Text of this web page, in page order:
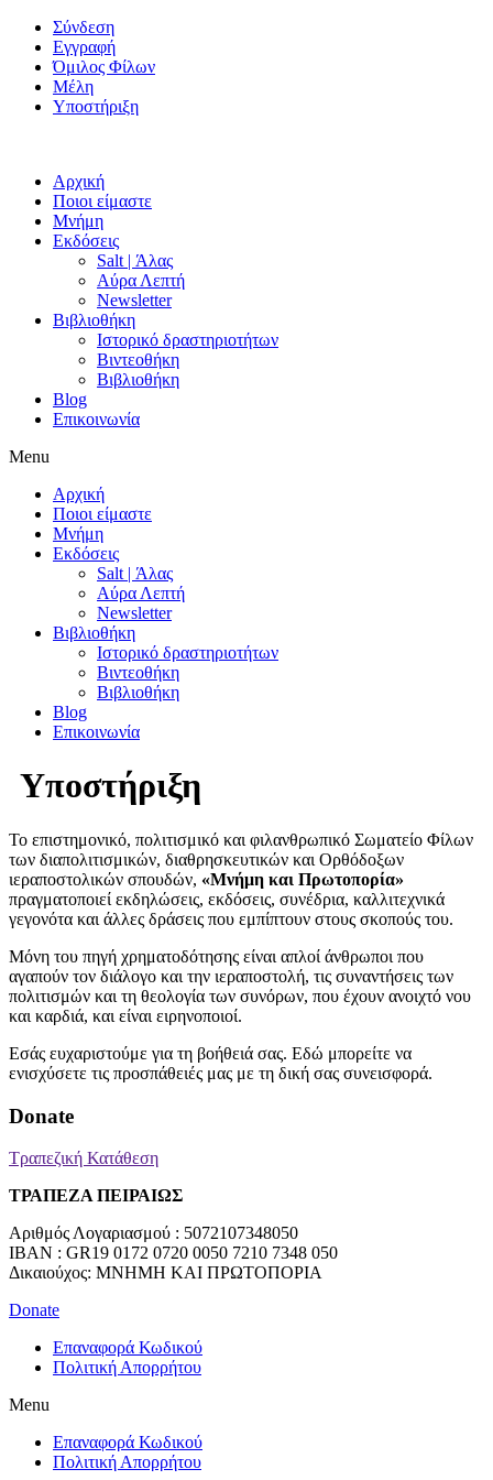
Skip
content
Σύνδεση
Εγγραφή
Όμιλος Φίλων
Μέλη
Υποστήριξη
Αρχική
Ποιοι είμαστε
Μνήμη
Εκδόσεις
Salt | Άλας
Αύρα Λεπτή
Newsletter
Βιβλιοθήκη
Ιστορικό δραστηριοτήτων
Βιντεοθήκη
Βιβλιοθήκη
Blog
Επικοινωνία
Menu
Αρχική
Ποιοι είμαστε
Μνήμη
Εκδόσεις
Salt | Άλας
Αύρα Λεπτή
Newsletter
Βιβλιοθήκη
Ιστορικό δραστηριοτήτων
Βιντεοθήκη
Βιβλιοθήκη
Blog
Επικοινωνία
Υποστήριξη
Το επιστημονικό, πολιτισμικό και φιλανθρωπικό Σωματείο Φίλων
των διαπολιτισμικών, διαθρησκευτικών και Ορθόδοξων
ιεραποστολικών σπουδών, «Μνήμη και Πρωτοπορία»
πραγματοποιεί εκδηλώσεις, εκδόσεις, συνέδρια, καλλιτεχνικά
γεγονότα και άλλες δράσεις που εμπίπτουν στους σκοπούς του.
Μόνη του πηγή χρηματοδότησης είναι απλοί άνθρωποι που
αγαπούν τον διάλογο και την ιεραποστολή, τις συναντήσεις των
πολιτισμών και τη θεολογία των συνόρων, που έχουν ανοιχτό νου
και καρδιά, και είναι ειρηνοποιοί.
Εσάς ευχαριστούμε για τη βοήθειά σας. Εδώ μπορείτε να
ενισχύσετε τις προσπάθειές μας με τη δική σας συνεισφορά.
Donate
Τραπεζική Κατάθεση
ΤΡΑΠΕΖΑ ΠΕΙΡΑΙΩΣ
Αριθμός Λογαριασμού : 5072107348050
IBAN : GR19 0172 0720 0050 7210 7348 050
Δικαιούχος: ΜΝΗΜΗ ΚΑΙ ΠΡΩΤΟΠΟΡΙΑ
Donate
Επαναφορά Κωδικού
Πολιτική Απορρήτου
Menu
Επαναφορά Κωδικού
Πολιτική Απορρήτου